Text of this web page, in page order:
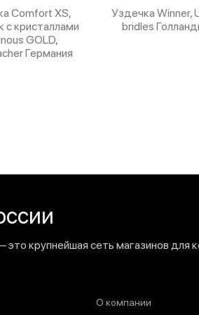
Comfort XS,
с кристаллами
GOLD,
Германия
Уздечка Winner,
bridles
крупнейшая сеть магазинов для
О компании